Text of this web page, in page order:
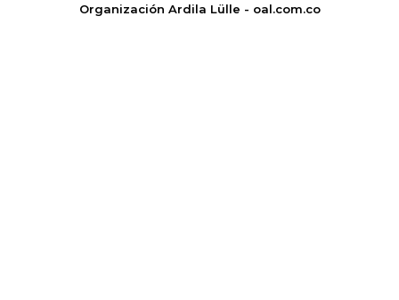
Organización Ardila Lülle - oal.com.co